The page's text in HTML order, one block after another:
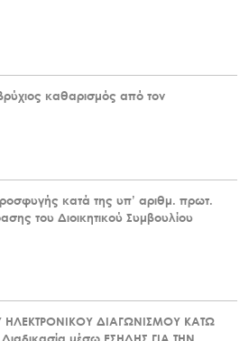
καθαρισμός από τον
κατά της υπ’ αριθμ. πρωτ.
του Διοικητικού Συμβουλίου
ΔΙΑΓΩΝΙΣΜΟΥ ΚΑΤΩ